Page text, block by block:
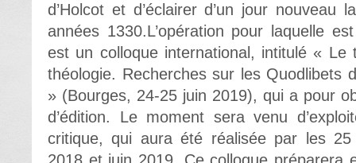
d’Holcot et d’éclairer d’un jour nouveau
années 1330.L’opération pour laquelle
est un colloque international, intitulé « Le
théologie. Recherches sur les Quodlibets
» (Bourges, 24-25 juin 2019), qui a pour
d’édition. Le moment sera venu
critique, qui aura été réalisée par les 25